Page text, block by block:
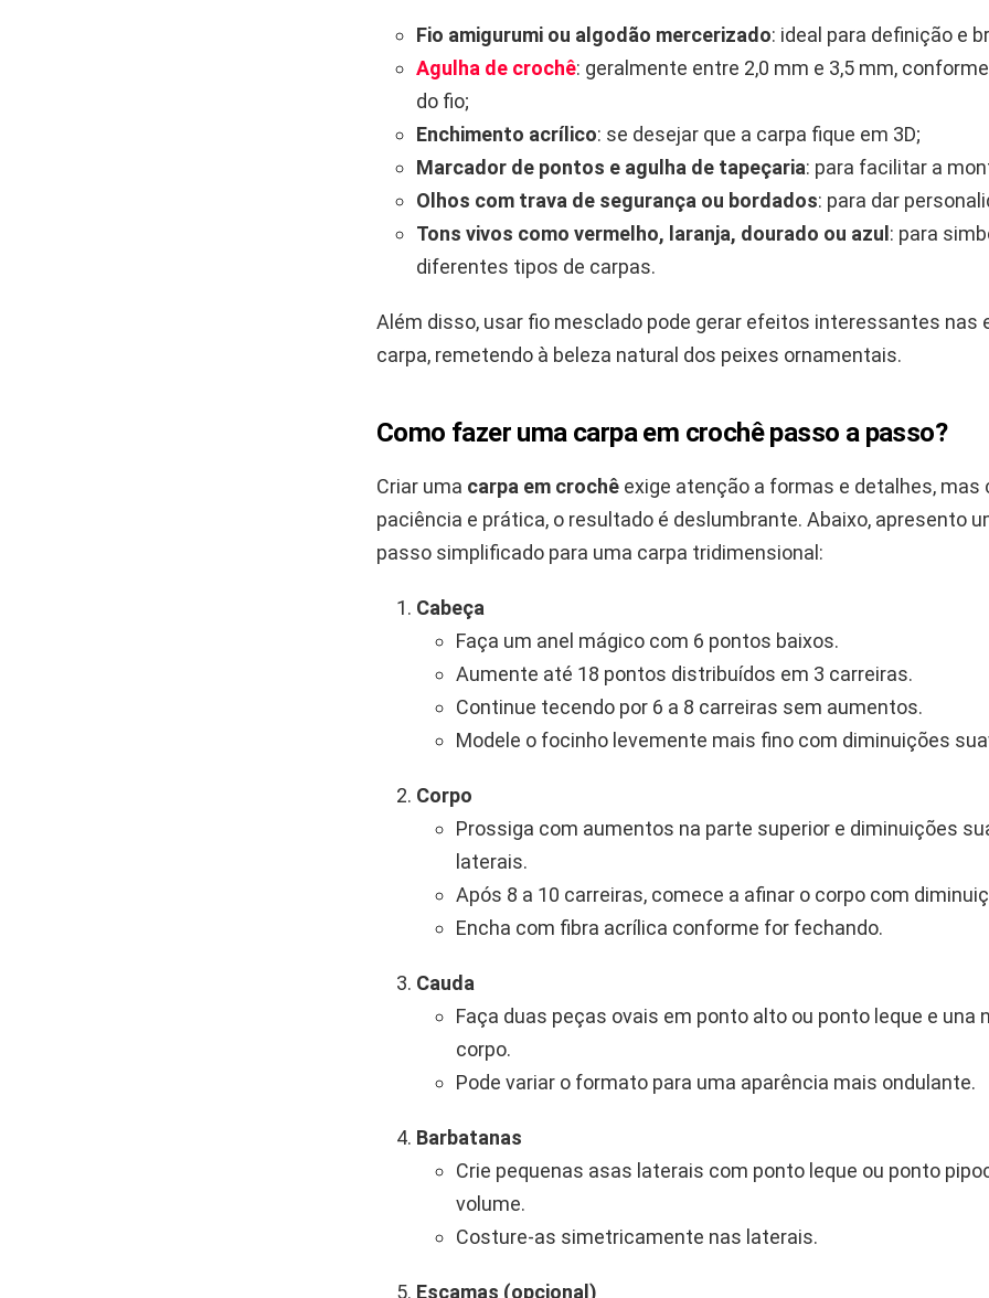
Fio amigurumi ou algodão mercerizado: ideal para definição e
Agulha de crochê: geralmente entre 2,0 mm e 3,5 mm,
do fio;
Enchimento acrílico: se desejar que a carpa fique em 3D;
Marcador de pontos e agulha de tapeçaria: para facilitar a
Olhos com trava de segurança ou bordados: para dar
Tons vivos como vermelho, laranja, dourado ou azul : para
diferentes tipos de carpas.
Além disso, usar fio mesclado pode gerar efeitos interessantes nas
carpa, remetendo à beleza natural dos peixes ornamentais.
Como fazer uma carpa em crochê passo a passo?
Criar uma carpa em crochê exige atenção a formas e detalhes, mas
paciência e prática, o resultado é deslumbrante. Abaixo, apresento
passo simplificado para uma carpa tridimensional:
Cabeça
Faça um anel mágico com 6 pontos baixos.
Aumente até 18 pontos distribuídos em 3 carreiras.
Continue tecendo por 6 a 8 carreiras sem aumentos.
Modele o focinho levemente mais fino com diminuições
Corpo
Prossiga com aumentos na parte superior e diminuições
laterais.
Após 8 a 10 carreiras, comece a afinar o corpo com
Encha com fibra acrílica conforme for fechando.
Cauda
Faça duas peças ovais em ponto alto ou ponto leque e una
corpo.
Pode variar o formato para uma aparência mais ondulante.
Barbatanas
Crie pequenas asas laterais com ponto leque ou ponto
volume.
Costure-as simetricamente nas laterais.
Escamas (opcional)